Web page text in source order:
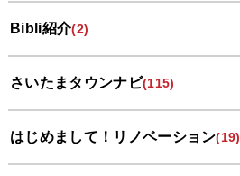
Bibli紹介(2)
さいたまタウンナビ(115)
はじめまして！リノベーション(19)